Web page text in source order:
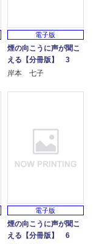
電子版
煙の向こうに声が聞こ
える【分冊版】 3
岸本 七子
電子版
煙の向こうに声が聞こ
える【分冊版】 6